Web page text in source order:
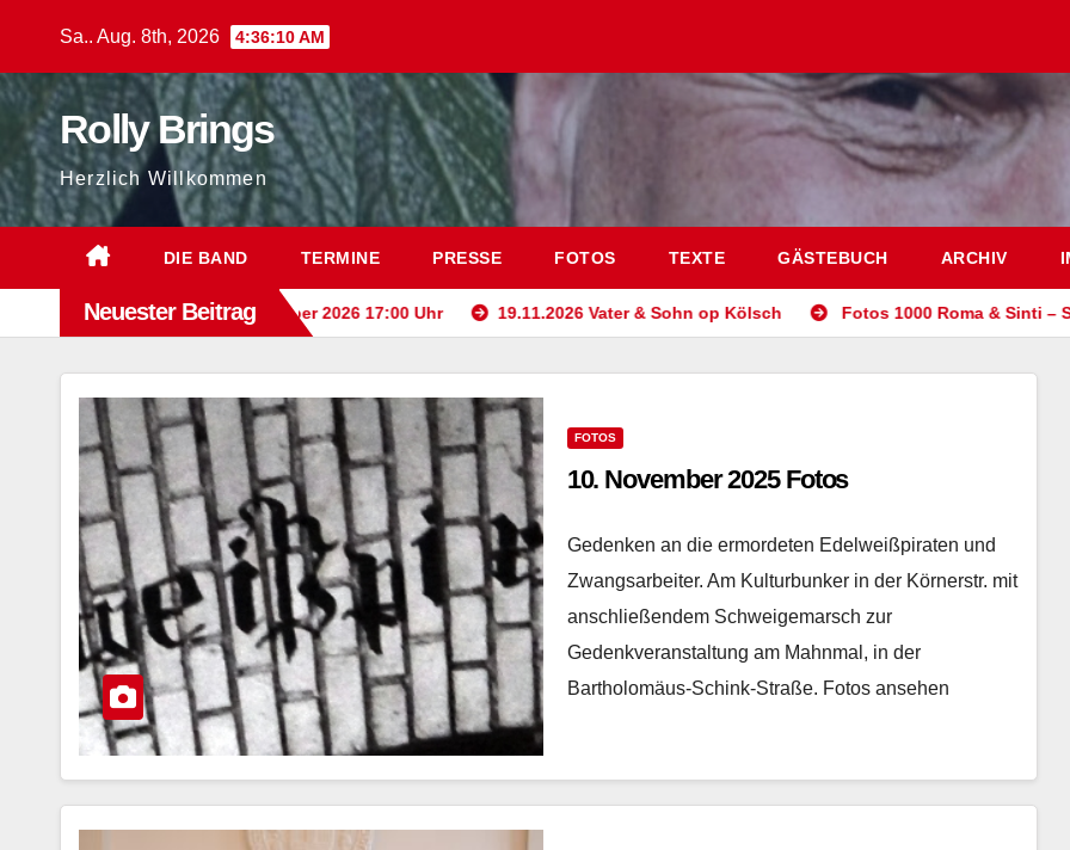
springen
Sa.. Aug. 8th, 2026 4:36:11 AM
Rolly Brings
Herzlich Willkommen
DIE BAND TERMINE PRESSE FOTOS TEXTE GÄSTEBUCH ARCHIV
Neuester Beitrag
Donnerstag, 20. September 2026 17:00 Uhr 19.11.2026 Vater & Sohn op Kölsch Fotos 1000 Roma & Sinti – Samstag,
FOTOS
10. November 2025 Fotos
Gedenken an die ermordeten Edelweißpiraten und
Zwangsarbeiter. Am Kulturbunker in der Körnerstr. mit
anschließendem Schweigemarsch zur
Gedenkveranstaltung am Mahnmal, in der
Bartholomäus-Schink-Straße. Fotos ansehen